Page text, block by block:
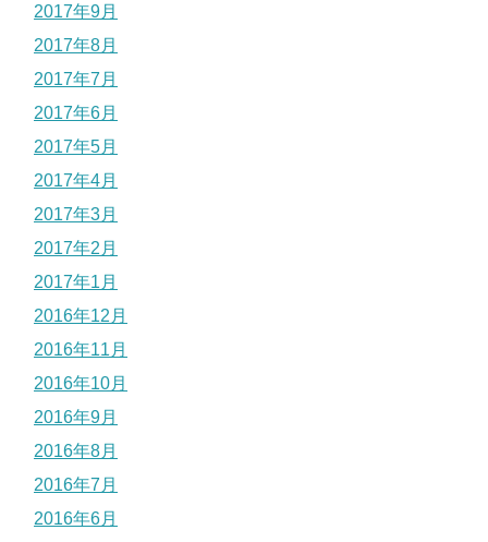
2017年9月
2017年8月
2017年7月
2017年6月
2017年5月
2017年4月
2017年3月
2017年2月
2017年1月
2016年12月
2016年11月
2016年10月
2016年9月
2016年8月
2016年7月
2016年6月